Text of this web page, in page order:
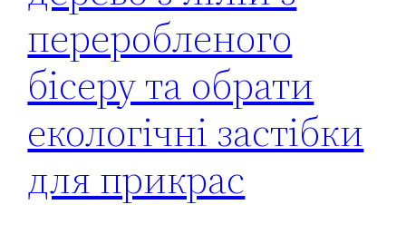
переробленого
бісеру та обрати
екологічні застібки
для прикрас